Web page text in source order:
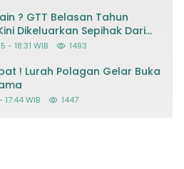
? GTT Belasan Tahun
Dikeluarkan Sepihak Dari
- 18:31 WIB 1493
! Lurah Polagan Gelar Buka
WIB 1447